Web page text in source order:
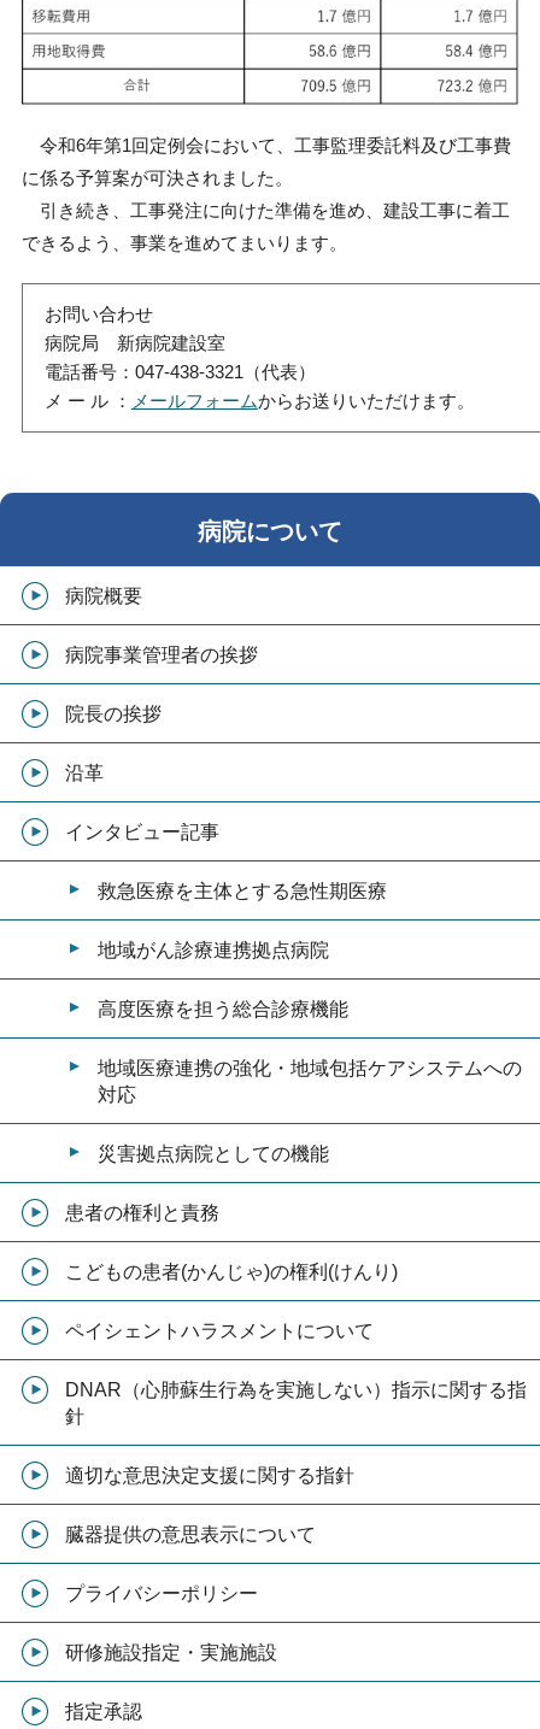
令和6年第1回定例会において、工事監理委託料及び工事費
に係る予算案が可決されました。
引き続き、工事発注に向けた準備を進め、建設工事に着工
できるよう、事業を進めてまいります。
お問い合わせ
病院局 新病院建設室
電話番号：047-438-3321（代表）
メ ー ル ： メールフォームからお送りいただけます。
病院について
病院概要
病院事業管理者の挨拶
院長の挨拶
沿革
インタビュー記事
救急医療を主体とする急性期医療
地域がん診療連携拠点病院
高度医療を担う総合診療機能
地域医療連携の強化・地域包括ケアシステムへの
対応
災害拠点病院としての機能
患者の権利と責務
こどもの患者(かんじゃ)の権利(けんり)
ペイシェントハラスメントについて
DNAR（心肺蘇生行為を実施しない）指示に関する指
針
適切な意思決定支援に関する指針
臓器提供の意思表示について
プライバシーポリシー
研修施設指定・実施施設
指定承認